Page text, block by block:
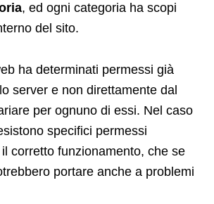
, ed ogni categoria ha scopi
del sito.
ha determinati permessi già
server e non direttamente dal
per ognuno di essi. Nel caso
specifici permessi
il corretto funzionamento, che se
portare anche a problemi